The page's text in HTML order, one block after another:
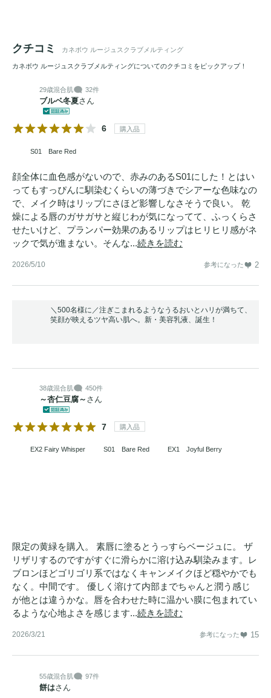
クチコミ カネボウ ルージュスクラブメルティング
カネボウ ルージュスクラブメルティングについてのクチコミをピックアップ！
29歳混合肌 32件
ブルベ冬夏さん
6 購入品
S01 Bare Red
顔全体に血色感がないので、赤みのあるS01にした！とはい
ってもすっぴんに馴染むくらいの薄づきでシアーな色味なの
で、メイク時はリップにさほど影響しなさそうで良い。 乾
燥による唇のガサガサと縦じわが気になってて、ふっくらさ
せたいけど、プランパー効果のあるリップはヒリヒリ感がネ
ックで気が進まない。そんな...続きを読む
2026/5/10 参考になった 2
＼500名様に／注ぎこまれるようなうるおいとハリが満ちて、
笑顔が映えるツヤ高い肌へ。新・美容乳液、誕生！
38歳混合肌 450件
～杏仁豆腐～ さん
7 購入品
EX2 Fairy Whisper S01 Bare Red EX1 Joyful Berry
限定の黄緑を購入。 素唇に塗るとうっすらベージュに。 ザ
リザリするのですがすぐに滑らかに溶け込み馴染みます。レ
ブロンほどゴリゴリ系ではなくキャンメイクほど穏やかでも
なく。中間です。 優しく溶けて内部までちゃんと潤う感じ
が他とは違うかな。唇を合わせた時に温かい膜に包まれてい
るような心地よさを感じます...続きを読む
2026/3/21 参考になった 15
55歳混合肌 97件
餅はさん